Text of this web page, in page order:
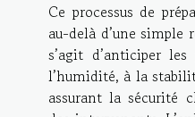
Ce processus de
au-delà d’une
s’agit d’anticiper
l’humidité, à la
assurant la sécurité